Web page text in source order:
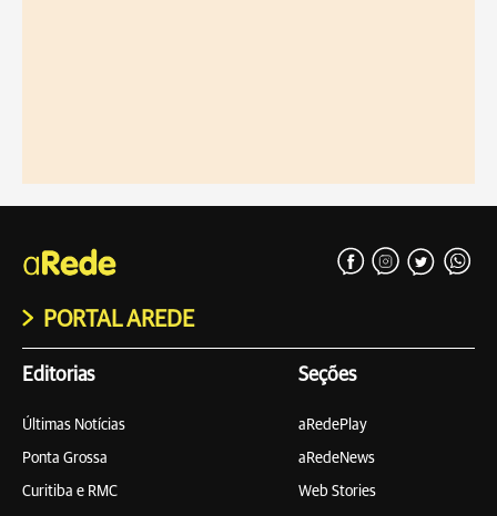
PORTAL AREDE
Editorias
Últimas Notícias
Ponta Grossa
Curitiba e RMC
Seções
aRedePlay
aRedeNews
Web Stories